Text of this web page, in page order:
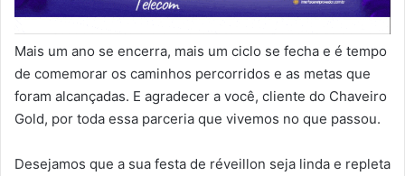
Mais um ano se encerra, mais um ciclo se fecha e é tempo
de comemorar os caminhos percorridos e as metas que
foram alcançadas. E agradecer a você, cliente do Chaveiro
Gold, por toda essa parceria que vivemos no que passou.
Desejamos que a sua festa de réveillon seja linda e repleta